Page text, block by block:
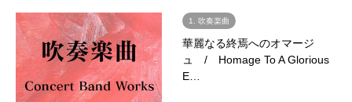
1. 吹奏楽曲
華麗なる終焉へのオマージ
ュ / Homage To A Glorious
E…